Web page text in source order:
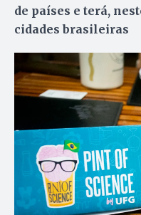
de países e terá,
cidades brasileiras